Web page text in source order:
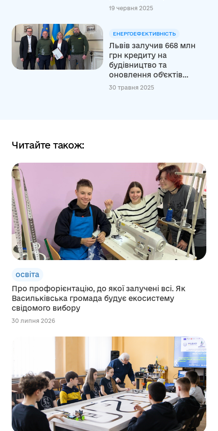
19 червня 2025
ЕНЕРГОЕФЕКТИВНІСТЬ
Львів залучив 668 млн
грн кредиту на
будівництво та
оновлення об’єктів...
30 травня 2025
Читайте також:
освіта
Про профорієнтацію, до якої залучені всі. Як
Васильківська громада будує екосистему
свідомого вибору
30 липня 2026